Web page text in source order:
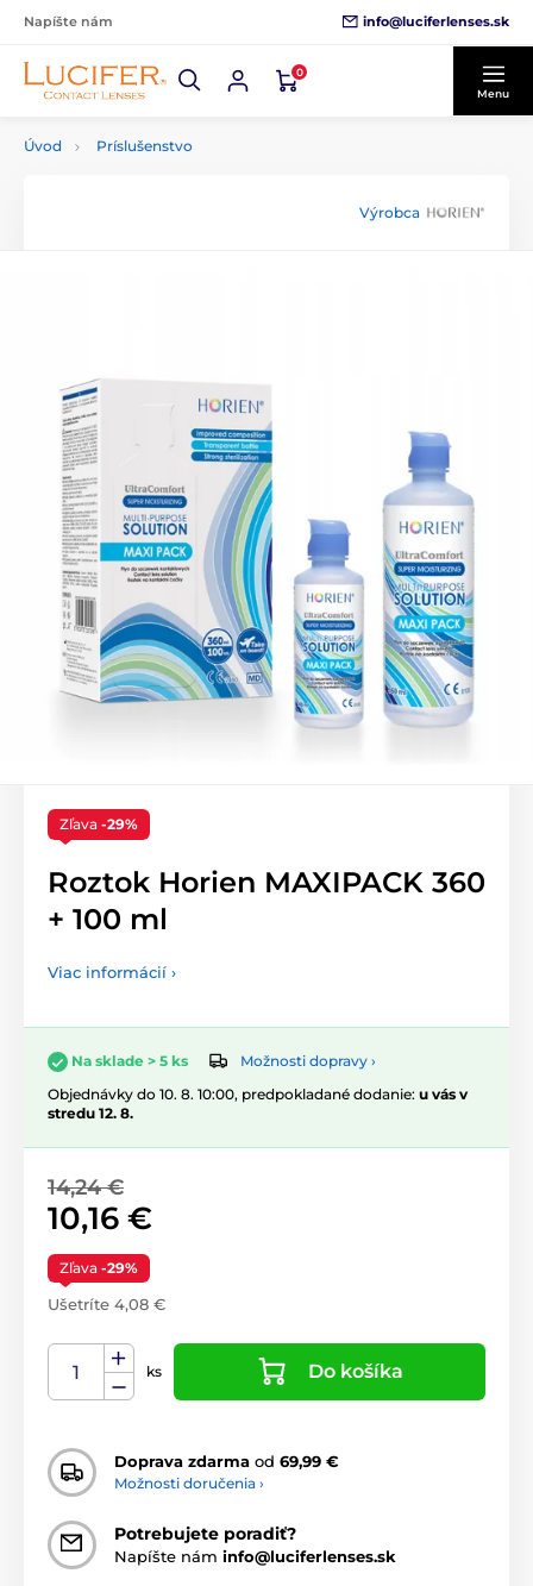
Napíšte nám info@luciferlenses.sk
0
Menu
Úvod Príslušenstvo
Výrobca
Zľava -29%
Roztok Horien MAXIPACK 360
+ 100 ml
Viac informácií ›
Na sklade > 5 ks
Možnosti dopravy ›
Objednávky do 10. 8. 10:00, predpokladané dodanie: u vás v
stredu 12. 8.
14,24 €
10,16 €
Zľava -29%
Ušetríte 4,08 €
ks Do košíka
Doprava zdarma od 69,99 €
Možnosti doručenia ›
Potrebujete poradiť?
Napíšte nám info@luciferlenses.sk